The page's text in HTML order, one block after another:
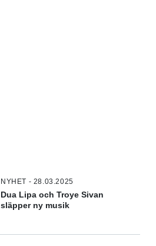
NYHET - 28.03.2025
Dua Lipa och Troye Sivan
släpper ny musik